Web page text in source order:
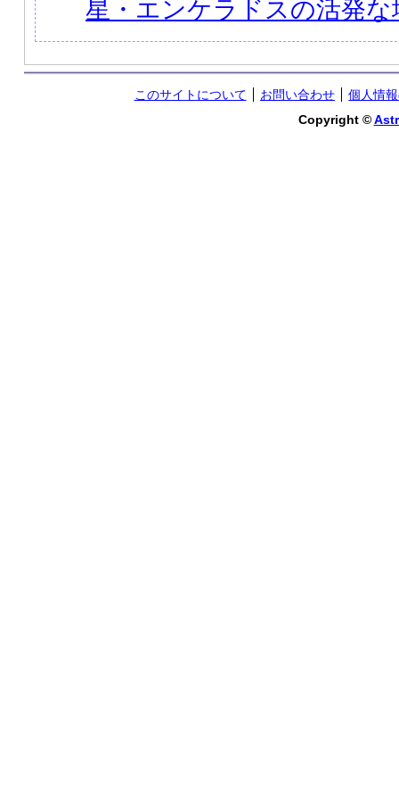
星・エンケラドスの活発な
このサイトについて お問い合わせ
個人情
Copyright ©